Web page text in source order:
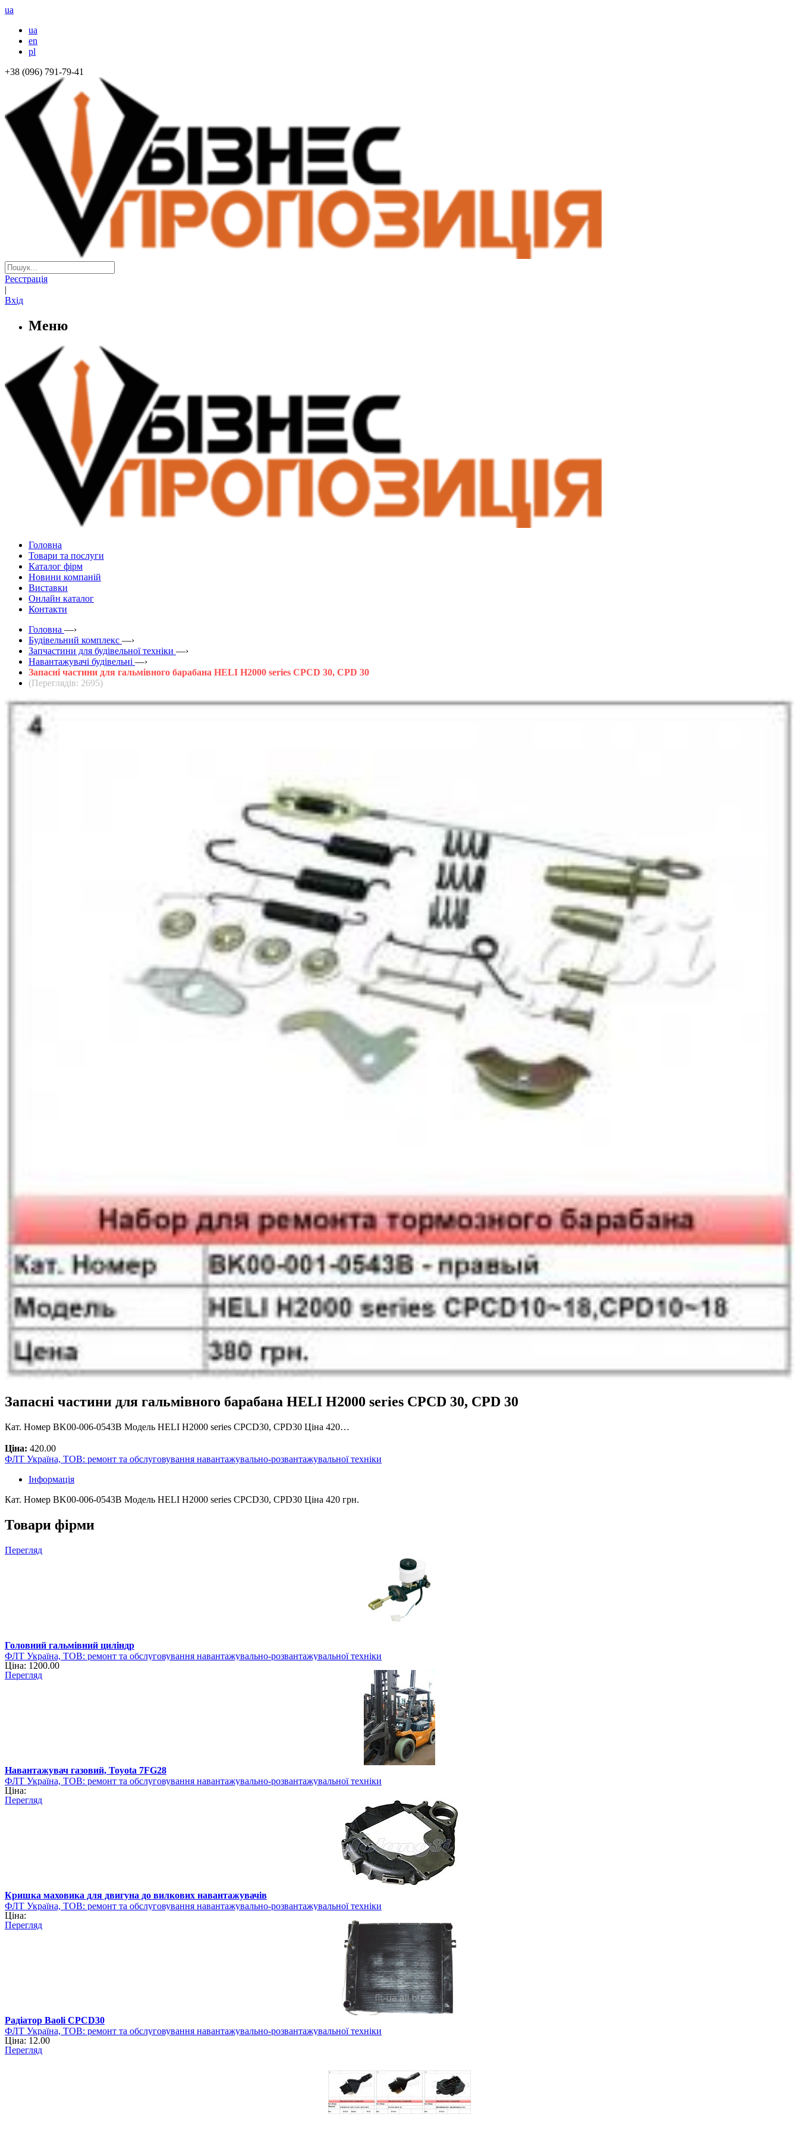
ua
ua
en
pl
+38 (096) 791-79-41
Реєстрація
|
Вхід
Меню
Головна
Товари та послуги
Каталог фірм
Новини компаній
Виставки
Онлайн каталог
Контакти
Головна —›
Будівельний комплекс —›
Запчастини для будівельної техніки —›
Навантажувачі будівельні —›
Запасні частини для гальмівного барабана HELI H2000 series CPCD 30, CPD 30
(Переглядів: 2695)
Запасні частини для гальмівного барабана HELI H2000 series CPCD 30, CPD 30
Кат. Номер BK00-006-0543B Модель HELI H2000 series CPCD30, CPD30 Ціна 420…
Ціна: 420.00
ФЛТ Україна, ТОВ: ремонт та обслуговування навантажувально-розвантажувальної техніки
Інформація
Кат. Номер BK00-006-0543B Модель HELI H2000 series CPCD30, CPD30 Ціна 420 грн.
Товари фірми
Перегляд
Головний гальмівний циліндр
ФЛТ Україна, ТОВ: ремонт та обслуговування навантажувально-розвантажувальної техніки
Ціна: 1200.00
Перегляд
Навантажувач газовий, Toyota 7FG28
ФЛТ Україна, ТОВ: ремонт та обслуговування навантажувально-розвантажувальної техніки
Ціна:
Перегляд
Кришка маховика для двигуна до вилкових навантажувачів
ФЛТ Україна, ТОВ: ремонт та обслуговування навантажувально-розвантажувальної техніки
Ціна:
Перегляд
Радіатор Baoli CPCD30
ФЛТ Україна, ТОВ: ремонт та обслуговування навантажувально-розвантажувальної техніки
Ціна: 12.00
Перегляд